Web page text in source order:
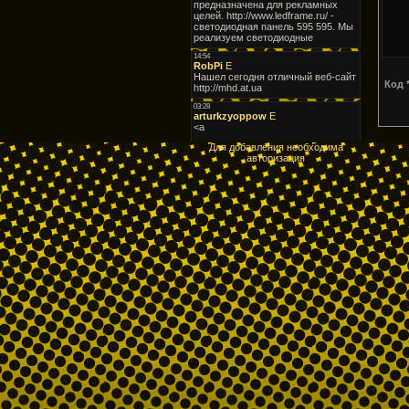
Для добавления необходима
авторизация
Код